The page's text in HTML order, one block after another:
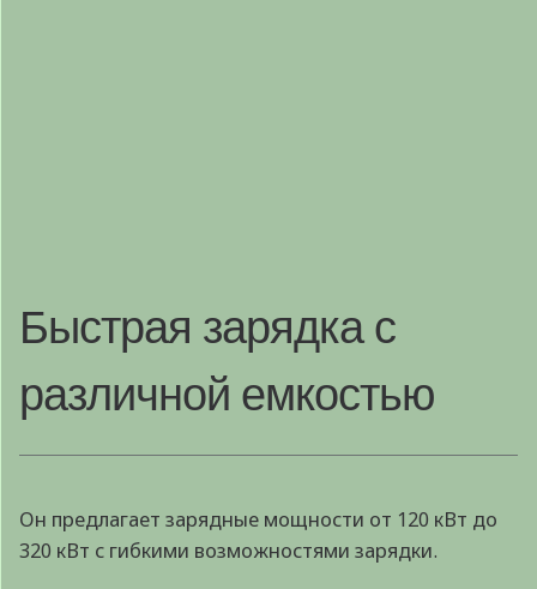
Быстрая зарядка с
различной емкостью
Он предлагает зарядные мощности от 120 кВт до
320 кВт с гибкими возможностями зарядки.